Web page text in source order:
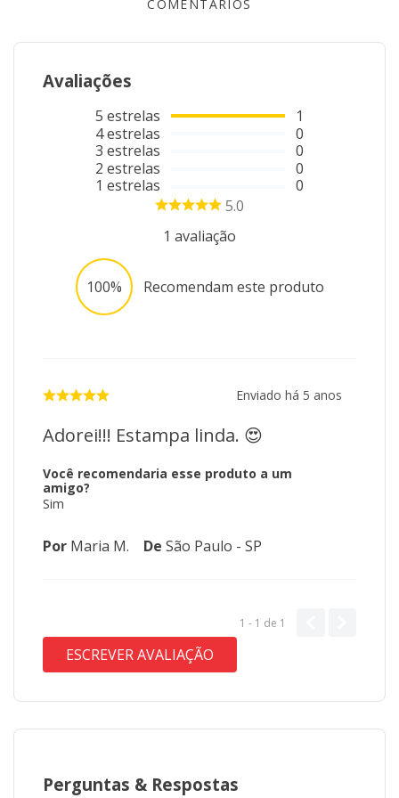
*Imagem meramente ilustrativa*
COMENTÁRIOS
Avaliações
5 estrelas
4estrelas
3 estrelas
2 estrelas
1 estrelas
1
0
0
0
0
5.0
1 avaliação
100% Recomendam este produto
Enviado há 5 anos
Adorei!!! Estampa linda. 😍
Você recomendaria esse produto a um
amigo?
Sim
Por Maria M. De São Paulo - SP
1 - 1 de 1
ESCREVER AVALIAÇÃO
Perguntas & Respostas